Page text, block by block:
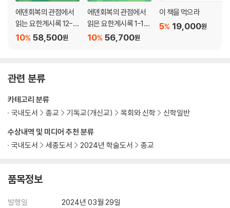
V. 에덴 회복의 선지적 전망(16-17장) 701
16. 종말과 이사야 702
17. 종말과 선지자들(에스겔, 예레미야, 요엘, 학개, 스가랴) 786
참고문헌 888
에덴회복의 관점에서
읽는 요한계시록 12-2
2장: 만물을 새롭게 하
58,500원
10%
에덴회복의 관점에서
읽은 요한계시록 1-11
장: 때가 가까우니라
56,700원
10%
이 책을 먹으라
19,000원
5%
관련 분류
수상내역 및 미디어 추천 분류
국내도서
세종도서 2024년 학술도서 종교
카테고리 분류
국내도서
종교 기독교(개신교) 목회와 신학 신학일반
품목정보
발행일
2024년 03월 29일